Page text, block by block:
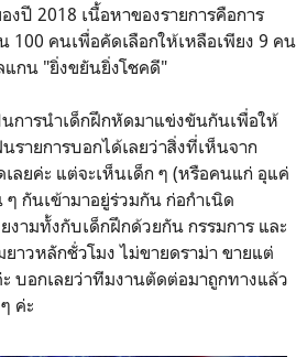
งปี 2018 เนื้อหาของรายการคือการ
100 คนเพื่อคัดเลือกให้เหลือเพียง 9 คน
แกน "ยิ่งขยันยิ่งโชคดี"
การนำเด็กฝึกหัดมาแข่งขันกันเพื่อให้
รายการบอกได้เลยว่าสิ่งที่เห็นจาก
เลยค่ะ แต่จะเห็นเด็ก ๆ (หรือคนแก่ อุแค่
กันเข้ามาอยู่ร่วมกัน ก่อกำเนิด
ามทั้งกับเด็กฝึกด้วยกัน กรรมการ และ
าวหลักชั่วโมง ไม่ขายดราม่า ขายแต่
บอกเลยว่าทีมงานตัดต่อมาถูกทางแล้ว
ค่ะ